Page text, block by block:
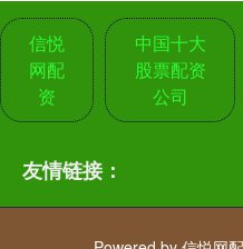
信悦
网配
资
中国十大
股票配资
公司
友情链接：